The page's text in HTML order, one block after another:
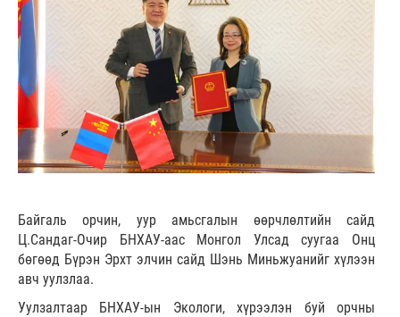
Байгаль орчин, уур амьсгалын өөрчлөлтийн сайд
Ц.Сандаг-Очир БНХАУ-аас Монгол Улсад суугаа Онц
бөгөөд Бүрэн Эрхт элчин сайд Шэнь Миньжуанийг хүлээн
авч уулзлаа.
Уулзалтаар БНХАУ-ын Экологи, хүрээлэн буй орчны